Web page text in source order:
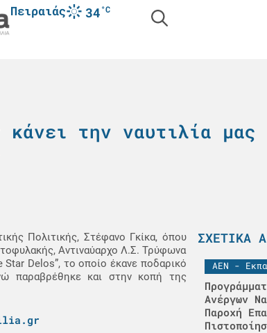
Πειραιάς 34°C
την ναυτιλία μας
Πολιτικής, Στέφανο Γκίκα, όπου
Αντιναύαρχο Λ.Σ. Τρύφωνα
Delos”, το οποίο έκανε ποδαρικό
παραβρέθηκε και στην κοπή της
ΣΧΕΤΙΚΆ
ΑΕΝ -
Ανέργων
Παροχή